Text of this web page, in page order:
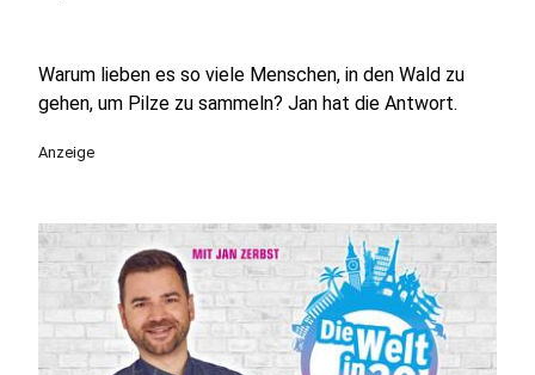
Warum lieben es so viele Menschen, in den Wald zu
gehen, um Pilze zu sammeln? Jan hat die Antwort.
Anzeige